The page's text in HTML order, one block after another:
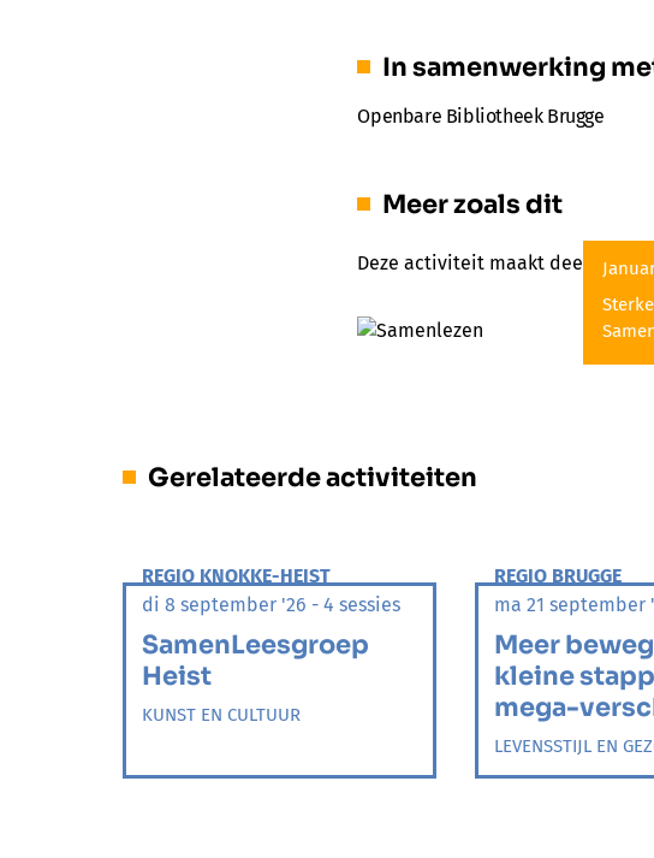
In samenwerking
Openbare Bibliotheek Brugge
Meer zoals dit
Deze activiteit maakt deel uit van
Gerelateerde activiteiten
REGIO KNOKKE-HEIST
di 8 september '26 - 4 sessies
SamenLeesgroep
Heist
KUNST EN CULTUUR
REGIO BRUGGE
ma 21 september
Meer
kleine
mega-
LEVENSSTIJL EN